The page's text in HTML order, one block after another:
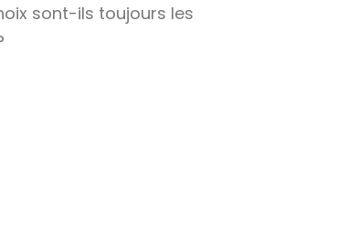
sont-ils toujours les